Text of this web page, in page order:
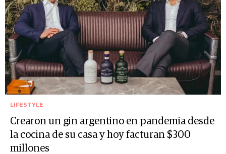
LIFESTYLE
Crearon un gin argentino en pandemia desde
la cocina de su casa y hoy facturan $300
millones